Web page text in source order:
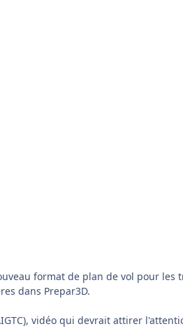
format de plan de vol pour les
dans Prepar3D.
vidéo qui devrait attirer